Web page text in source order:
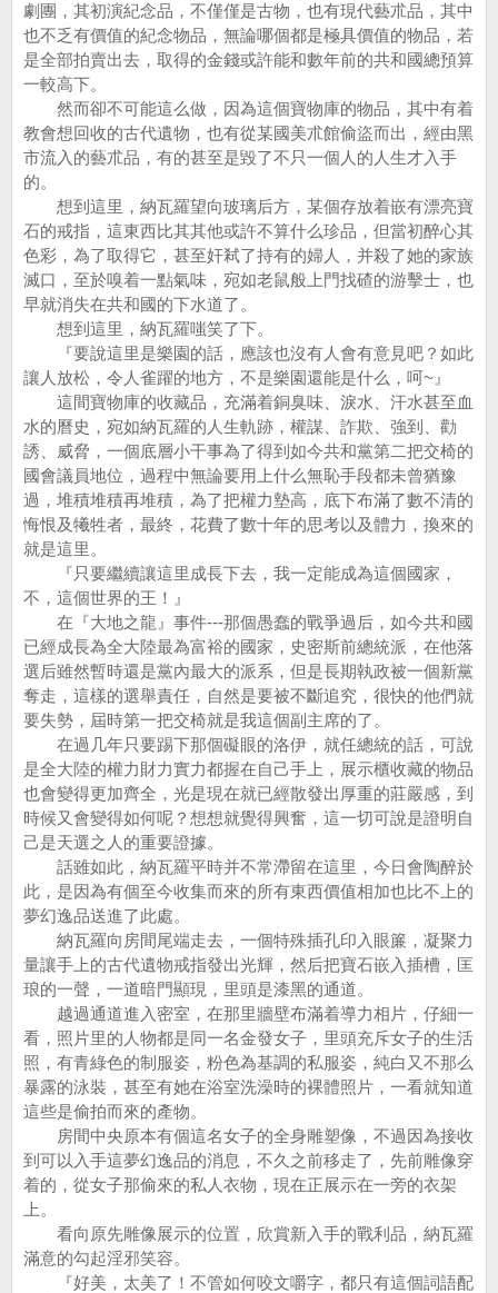
劇團，其初演紀念品，不僅僅是古物，也有現代藝朮品，其中
也不乏有價值的紀念物品，無論哪個都是極具價值的物品，若
是全部拍賣出去，取得的金錢或許能和數年前的共和國總預算
一較高下。
然而卻不可能這么做，因為這個寶物庫的物品，其中有着
教會想回收的古代遺物，也有從某國美朮館偷盜而出，經由黑
市流入的藝朮品，有的甚至是毀了不只一個人的人生才入手
的。
想到這里，納瓦羅望向玻璃后方，某個存放着嵌有漂亮寶
石的戒指，這東西比其其他或許不算什么珍品，但當初醉心其
色彩，為了取得它，甚至奸弒了持有的婦人，并殺了她的家族
滅口，至於嗅着一點氣味，宛如老鼠般上門找碴的游擊士，也
早就消失在共和國的下水道了。
想到這里，納瓦羅嗤笑了下。
『要說這里是樂園的話，應該也沒有人會有意見吧？如此
讓人放松，令人雀躍的地方，不是樂園還能是什么，呵~』
這間寶物庫的收藏品，充滿着銅臭味、淚水、汗水甚至血
水的曆史，宛如納瓦羅的人生軌跡，權謀、詐欺、強到、勸
誘、威脅，一個底層小干事為了得到如今共和黨第二把交椅的
國會議員地位，過程中無論要用上什么無恥手段都未曾猶豫
過，堆積堆積再堆積，為了把權力墊高，底下布滿了數不清的
悔恨及犧牲者，最終，花費了數十年的思考以及體力，換來的
就是這里。
『只要繼續讓這里成長下去，我一定能成為這個國家，
不，這個世界的王！』
在『大地之龍』事件---那個愚蠢的戰爭過后，如今共和國
已經成長為全大陸最為富裕的國家，史密斯前總統派，在他落
選后雖然暫時還是黨內最大的派系，但是長期執政被一個新黨
奪走，這樣的選舉責任，自然是要被不斷追究，很快的他們就
要失勢，屆時第一把交椅就是我這個副主席的了。
在過几年只要踢下那個礙眼的洛伊，就任總統的話，可說
是全大陸的權力財力實力都握在自己手上，展示櫃收藏的物品
也會變得更加齊全，光是現在就已經散發出厚重的莊嚴感，到
時候又會變得如何呢？想想就覺得興奮，這一切可說是證明自
己是天選之人的重要證據。
話雖如此，納瓦羅平時并不常滯留在這里，今日會陶醉於
此，是因為有個至今收集而來的所有東西價值相加也比不上的
夢幻逸品送進了此處。
納瓦羅向房間尾端走去，一個特殊插孔印入眼簾，凝聚力
量讓手上的古代遺物戒指發出光輝，然后把寶石嵌入插槽，匡
琅的一聲，一道暗門顯現，里頭是漆黑的通道。
越過通道進入密室，在那里牆壁布滿着導力相片，仔細一
看，照片里的人物都是同一名金發女子，里頭充斥女子的生活
照，有青綠色的制服姿，粉色為基調的私服姿，純白又不那么
暴露的泳裝，甚至有她在浴室洗澡時的裸體照片，一看就知道
這些是偷拍而來的產物。
房間中央原本有個這名女子的全身雕塑像，不過因為接收
到可以入手這夢幻逸品的消息，不久之前移走了，先前雕像穿
着的，從女子那偷來的私人衣物，現在正展示在一旁的衣架
上。
看向原先雕像展示的位置，欣賞新入手的戰利品，納瓦羅
滿意的勾起淫邪笑容。
『好美，太美了！不管如何咬文嚼字，都只有這個詞語配